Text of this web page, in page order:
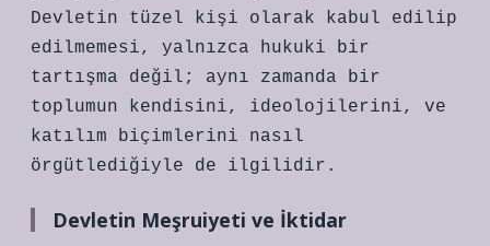
Devletin tüzel kişi olarak kabul edilip
edilmemesi, yalnızca hukuki bir
tartışma değil; aynı zamanda bir
toplumun kendisini, ideolojilerini, ve
katılım biçimlerini nasıl
örgütlediğiyle de ilgilidir.
Devletin Meşruiyeti ve İktidar